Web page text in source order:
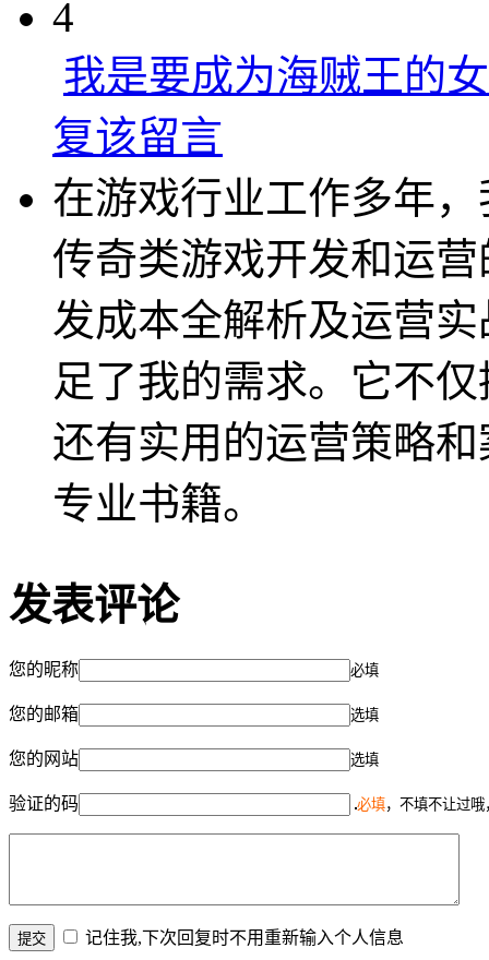
4
我是要成为海贼王的
复该留言
在游戏行业工作多年
传奇类游戏开发和运
发成本全解析及运营
足了我的需求。它不
还有实用的运营策略
专业书籍。
发表评论
您的昵称 必填
您的邮箱 选填
您的网站 选填
验证的码 必填，不填不让过
记住我,下次回复时不用重新输入个人信息